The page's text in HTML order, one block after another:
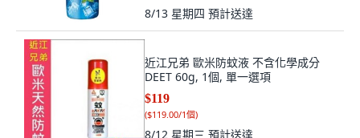
8/13 星期四 預計送達
近江兄弟 歐米防蚊液 不含化學成分
DEET 60g, 1個, 單一選項
$119
($119.00/1個)
8/12 星期三 預計送達